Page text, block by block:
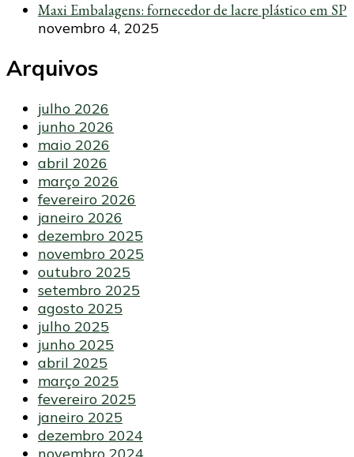
Maxi Embalagens: fornecedor de lacre plástico em SP
novembro 4, 2025
Arquivos
julho 2026
junho 2026
maio 2026
abril 2026
março 2026
fevereiro 2026
janeiro 2026
dezembro 2025
novembro 2025
outubro 2025
setembro 2025
agosto 2025
julho 2025
junho 2025
abril 2025
março 2025
fevereiro 2025
janeiro 2025
dezembro 2024
novembro 2024